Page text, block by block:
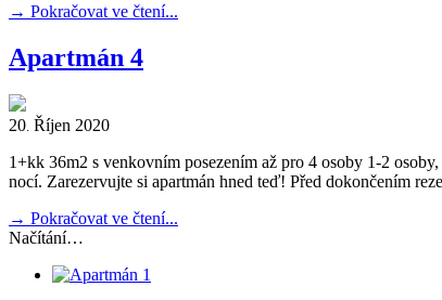
→ Pokračovat ve čtení...
Apartmán 4
20 Říjen 2020
1+kk 36m2 s venkovním posezením až pro 4 osoby 1-2
nocí. Zarezervujte si apartmán hned teď! Před dokončením
→ Pokračovat ve čtení...
Načítání…